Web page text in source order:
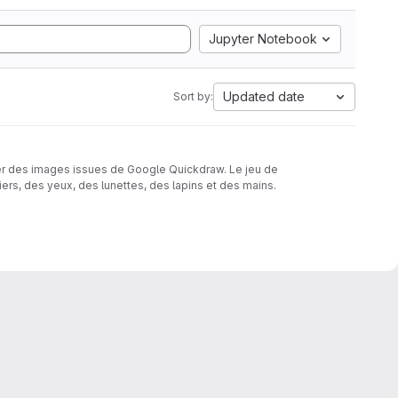
Jupyter Notebook
Sort by: Updated date
images issues de Google Quickdraw. Le jeu de
des yeux, des lunettes, des lapins et des mains.